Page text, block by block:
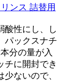
ンス 詰替用
酸性にし、し
パックスナチ
分の量が入
チに開封でき
ないので、